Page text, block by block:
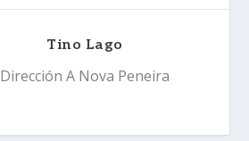
Tino Lago
Dirección A Nova Peneira